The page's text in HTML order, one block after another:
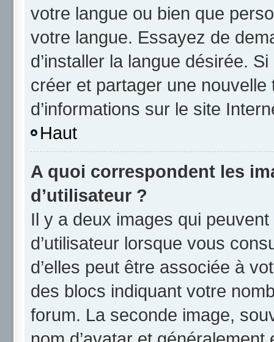
votre langue ou bien que
votre langue. Essayez de
d’installer la langue désirée.
créer et partager une
d’informations sur le site
Haut
A quoi correspondent les
d’utilisateur ?
Il y a deux images qui
d’utilisateur lorsque vous
d’elles peut être associée à
des blocs indiquant votre
forum. La seconde image,